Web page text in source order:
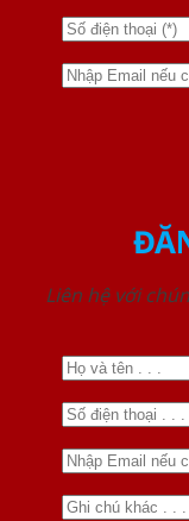
Liên hệ với